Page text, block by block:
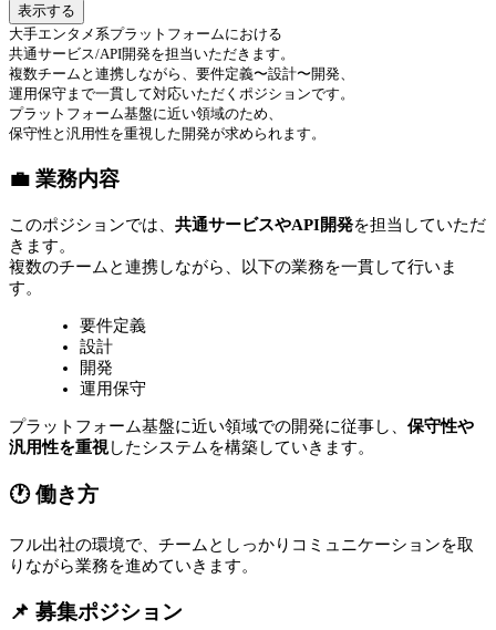
表示する
大手エンタメ系プラットフォームにおける
共通サービス/API開発を担当いただきます。
複数チームと連携しながら、要件定義〜設計〜開発、
運用保守まで一貫して対応いただくポジションです。
プラットフォーム基盤に近い領域のため、
保守性と汎用性を重視した開発が求められます。
💼 業務内容
このポジションでは、 共通サービスやAPI開発を担当していただ
きます。
複数のチームと連携しながら、以下の業務を一貫して行いま
す。
要件定義
設計
開発
運用保守
プラットフォーム基盤に近い領域での開発に従事し、 保守性や
汎用性を重視したシステムを構築していきます。
🕐 働き方
フル出社の環境で、チームとしっかりコミュニケーションを取
りながら業務を進めていきます。
📌 募集ポジション